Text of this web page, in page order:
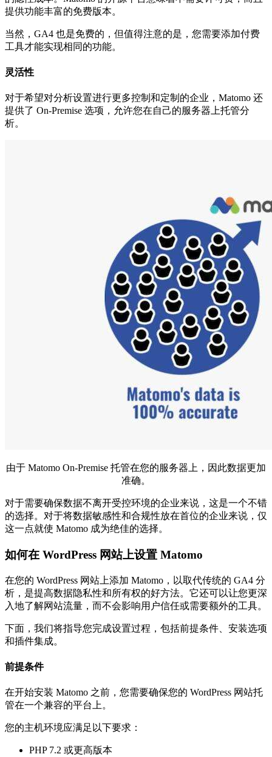
提供功能丰富的免费版本。
当然，GA4 也是免费的，但值得注意的是，您需要添加付费
工具才能实现相同的功能。
灵活性
对于希望对分析设置进行更多控制和定制的企业，Matomo 还
提供了 On-Premise 选项，允许您在自己的服务器上托管分
析。
由于 Matomo On-Premise 托管在您的服务器上，因此数据更加
准确。
对于需要确保数据不离开受控环境的企业来说，这是一个不错
的选择。对于将数据敏感性和合规性放在首位的企业来说，仅
这一点就使 Matomo 成为绝佳的选择。
如何在 WordPress 网站上设置 Matomo
在您的 WordPress 网站上添加 Matomo，以取代传统的 GA4 分
析，是提高数据隐私性和所有权的好方法。它还可以让您更深
入地了解网站流量，而不会影响用户信任或需要额外的工具。
下面，我们将指导您完成设置过程，包括前提条件、安装选项
和插件集成。
前提条件
在开始安装 Matomo 之前，您需要确保您的 WordPress 网站托
管在一个兼容的平台上。
您的主机环境应满足以下要求：
PHP 7.2 或更高版本